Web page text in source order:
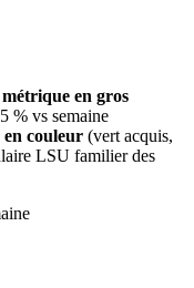
métrique en gros
% vs semaine
en couleur (vert acquis,
LSU familier des